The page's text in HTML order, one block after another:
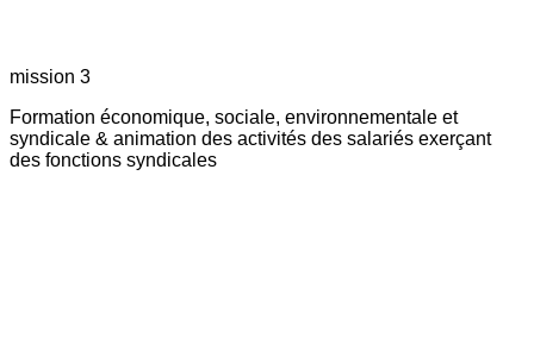
mission 3
Formation économique, sociale, environnementale et
syndicale & animation des activités des salariés exerçant
des fonctions syndicales